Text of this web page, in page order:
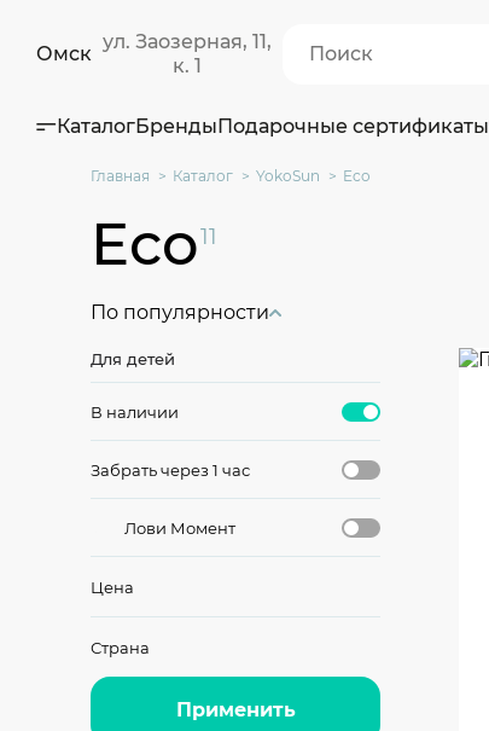
Омск
ул. Заозерная, 11,
к. 1
КаталогБрендыПодарочные сертификаты
Главная Каталог YokoSun Eco
Eco11
По популярности
Для детей
В наличии
Забрать через 1 час
Лови Момент
Цена
Страна
Применить